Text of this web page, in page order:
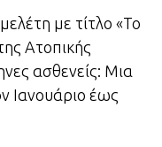
με τίτλο «Το
Aτοπικής
ασθενείς: Μια
Ιανουάριο έως